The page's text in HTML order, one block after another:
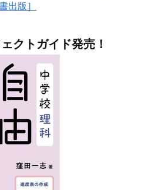
出版］
クトガイド発売！